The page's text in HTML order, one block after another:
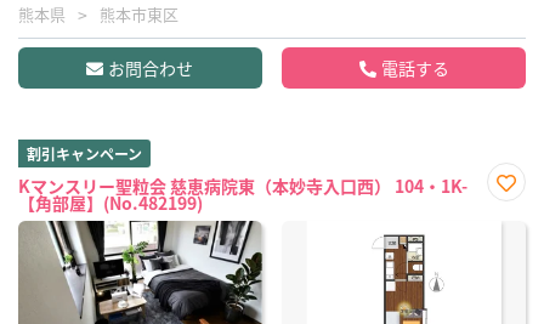
熊本県 熊本市東区
お問合わせ 電話する
割引キャンペーン
Kマンスリー聖粒会 慈恵病院東（本妙寺入口西） 104・1K-
【角部屋】(No.482199)
に入